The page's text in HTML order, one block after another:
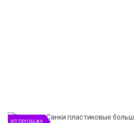
ХІТ ПРОДАЖУ